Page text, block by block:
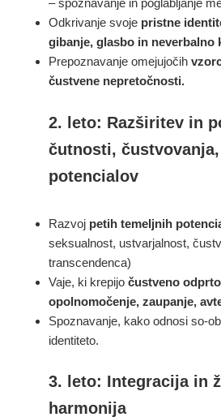
– spoznavanje in poglabljanje
Odkrivanje svoje pristne
gibanje, glasbo in neverbalno
Prepoznavanje omejujočih
čustvene nepretočnosti.
2. leto: Razširitev in
čutnosti,
potencialov
Razvoj petih temeljnih
seksualnost, ustvarjalnost,
transcendenca)
Vaje, ki krepijo čustveno
opolnomočenje, zaupanje,
Spoznavanje, kako odnosi so-
identiteto.
3. leto: Integracija in
harmonija